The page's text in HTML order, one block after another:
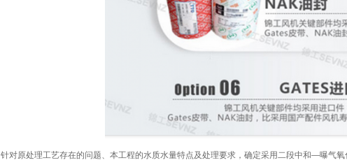
针对原处理工艺存在的问题、本工程的水质水量特点及处理要求，确定采用二段中和—曝气